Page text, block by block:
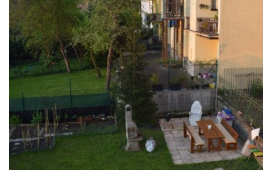
login PŘIHLÁSIT SE
Zapomněli jste heslo?
Založit nový účet